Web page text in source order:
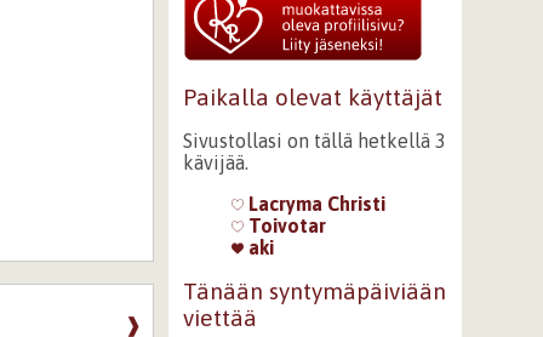
❱
Paikalla olevat käyttäjät
Sivustollasi on tällä hetkellä 3
kävijää.
Lacryma Christi
Toivotar
aki
Tänään syntymäpäiviään
viettää